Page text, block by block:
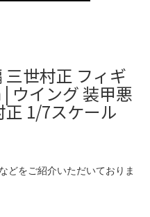
世村正 フィギ
ウイング 装甲悪
正 1/7スケール
どをご紹介いただいておりま